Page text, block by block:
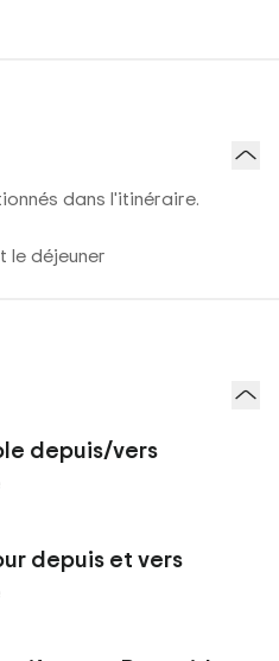
dans l'itinéraire.
le déjeuner
depuis/vers
depuis et vers